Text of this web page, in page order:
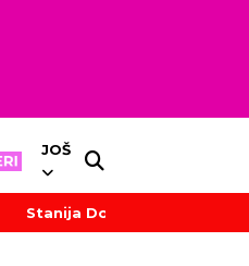
JOŠ
Stanija Dobrojević